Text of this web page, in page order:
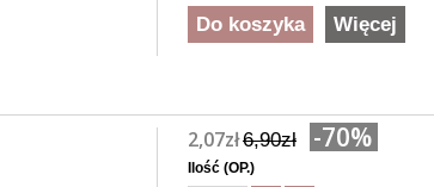
Do koszyka Więcej
2,07zł6,90zł -70%
Ilość (OP.)